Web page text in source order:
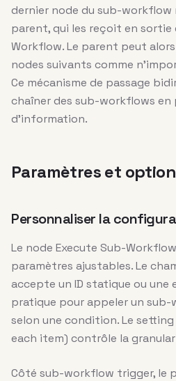
dernier node du sub-workflow
parent, qui les reçoit en sortie
Workflow. Le parent peut
nodes suivants comme
Ce mécanisme de passage
chaîner des sub-workflows en
d’information.
Paramètres et
Personnaliser la
Le node Execute Sub-
paramètres ajustables. Le
accepte un ID statique ou une
pratique pour appeler un
selon une condition. Le setting
each item) contrôle la
Côté sub-workflow trigger, le